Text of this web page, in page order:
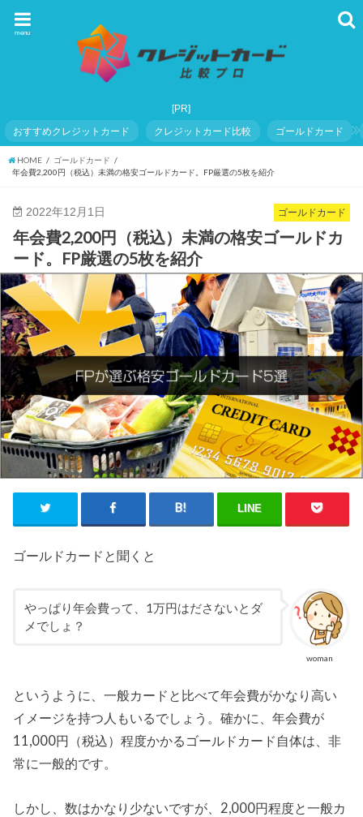
menu
おすすめクレジットカード クレジットカード比較 ゴールドカード
HOME
ゴールドカード
年会費2,200円（税込）未満の格安ゴールドカード。FP厳選の5枚を紹介
ゴールドカード
2022年12月1日
年会費2,200円（税込）未満の格安ゴールドカ
ード。FP厳選の5枚を紹介
LINE
ゴールドカードと聞くと
woman
やっぱり年会費って、1万円はださないとダ
メでしょ？
というように、一般カードと比べて年会費がかなり高い
イメージを持つ人もいるでしょう。確かに、年会費が
11,000円（税込）程度かかるゴールドカード自体は、非
常に一般的です。
しかし、数はかなり少ないですが、2,000円程度と一般カ